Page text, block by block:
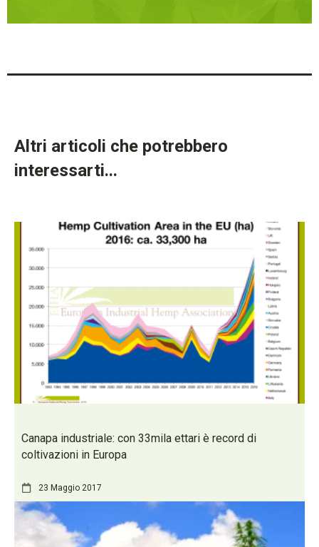
Altri articoli che potrebbero
interessarti...
Canapa industriale: con 33mila ettari è record di
coltivazioni in Europa
23 Maggio 2017